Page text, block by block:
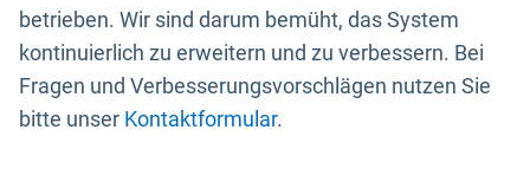
betrieben. Wir sind darum bemüht, das System
kontinuierlich zu erweitern und zu verbessern. Bei
Fragen und Verbesserungsvorschlägen nutzen Sie
bitte unser Kontaktformular.